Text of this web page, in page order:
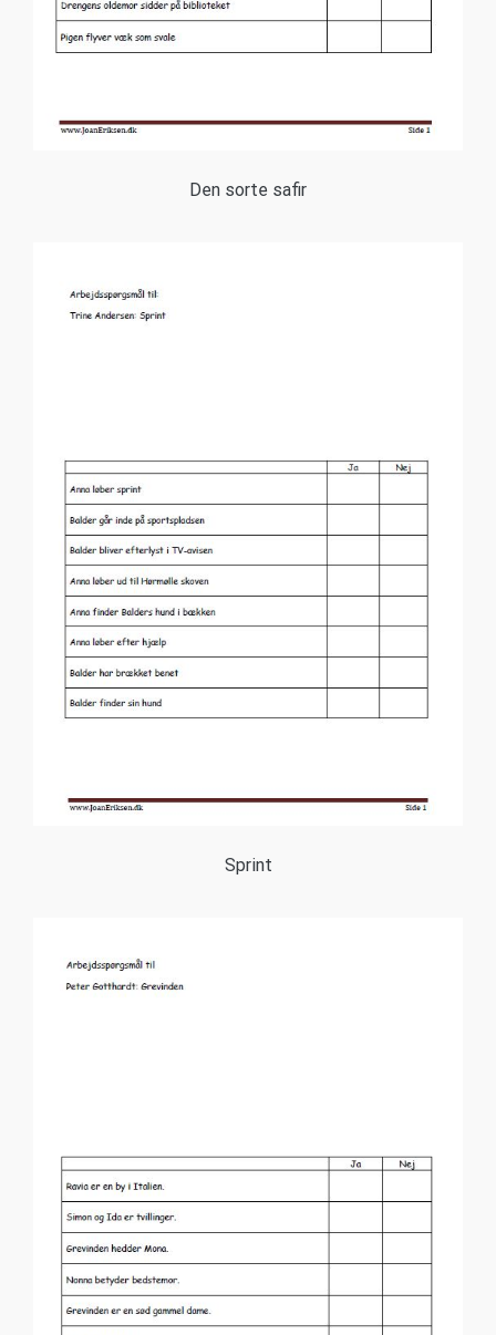
Den sorte safir
Sprint